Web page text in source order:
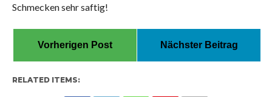
Schmecken sehr saftig!
Vorherigen Post Nächster Beitrag
RELATED ITEMS: